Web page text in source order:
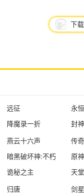
下
远征 永
降魔录一折 封
燕云十六声 传
暗黑破坏神:不朽 原神
诡秘之主 天
归唐 剑星
新版本更新